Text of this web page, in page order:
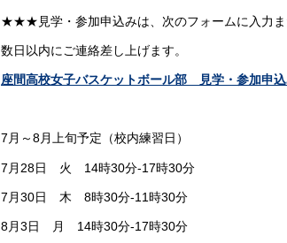
★★★見学・参加申込みは、次のフォームに入力ま
数日以内にご連絡差し上げます。
座間高校女子バスケットボール部 見学・参加申
7月～8月上旬予定（校内練習日）
7月28日 火 14時30分-17時30分
7月30日 木 8時30分-11時30分
8月3日 月 14時30分-17時30分